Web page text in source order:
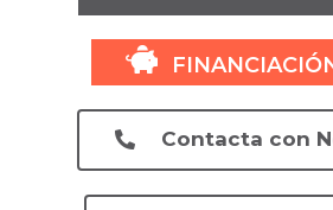
Contacta con